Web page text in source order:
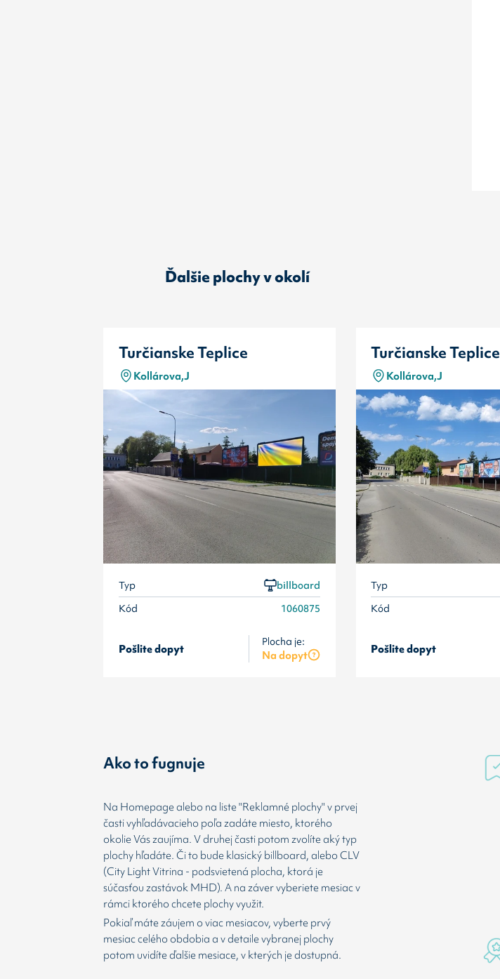
Ďalšie plochy v okolí
Turčianske Teplice
Kollárova,J
Typ
billboard
Kód
1060875
Pošlite dopyt Plocha je:
Na dopyt
Turčianske Teplice
Kollárova,J
Typ
Kód
Pošlite dopyt
Ako to fugnuje
Na Homepage alebo na liste "Reklamné plochy" v prvej
časti vyhľadávacieho poľa zadáte miesto, ktorého
okolie Vás zaujíma. V druhej časti potom zvolíte aký typ
plochy hľadáte. Či to bude klasický billboard, alebo CLV
(City Light Vitrina - podsvietená plocha, ktorá je
súčasťou zastávok MHD). A na záver vyberiete mesiac v
rámci ktorého chcete plochy využit.
Pokiaľ máte záujem o viac mesiacov, vyberte prvý
mesiac celého obdobia a v detaile vybranej plochy
potom uvidíte ďalšie mesiace, v kterých je dostupná.